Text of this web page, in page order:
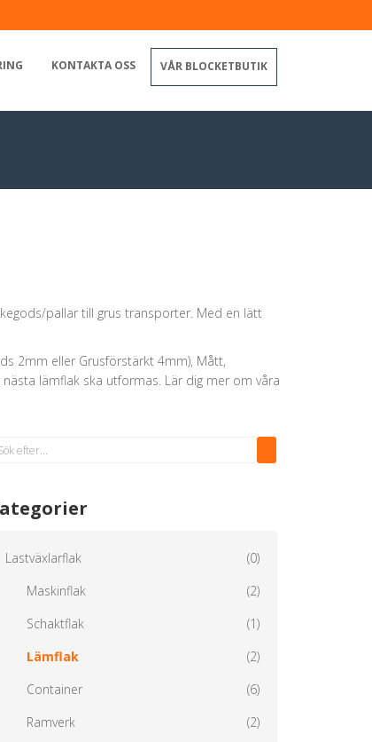
KONTAKTA OSS VÅR BLOCKETBUTIK
pallar till grus transporter. Med en lätt
2mm eller Grusförstärkt 4mm), Mått,
lämflak ska utformas. Lär dig mer om våra
Lastväxlarflak
(0)
Maskinflak
(2)
Schaktflak
(1)
Lämflak
(2)
Container
(6)
Ramverk
(2)